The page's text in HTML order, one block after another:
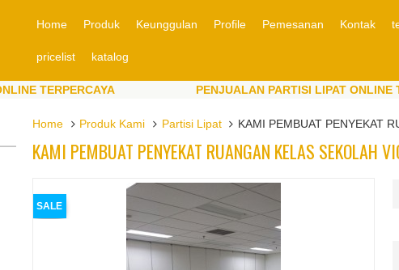
Home Produk Keunggulan Profile Pemesanan Kontak
pricelist katalog
TERPERCAYA PENJUALAN PARTISI LIPAT ONLINE
Home
Produk Kami Partisi Lipat KAMI PEMBUAT PENYEKAT
KAMI PEMBUAT PENYEKAT RUANGAN KELAS SEKOLAH
SALE